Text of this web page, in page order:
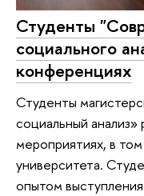
Студенты
социального
конференциях
Студенты
социальный анализ»
мероприятиях, в
университета.
опытом